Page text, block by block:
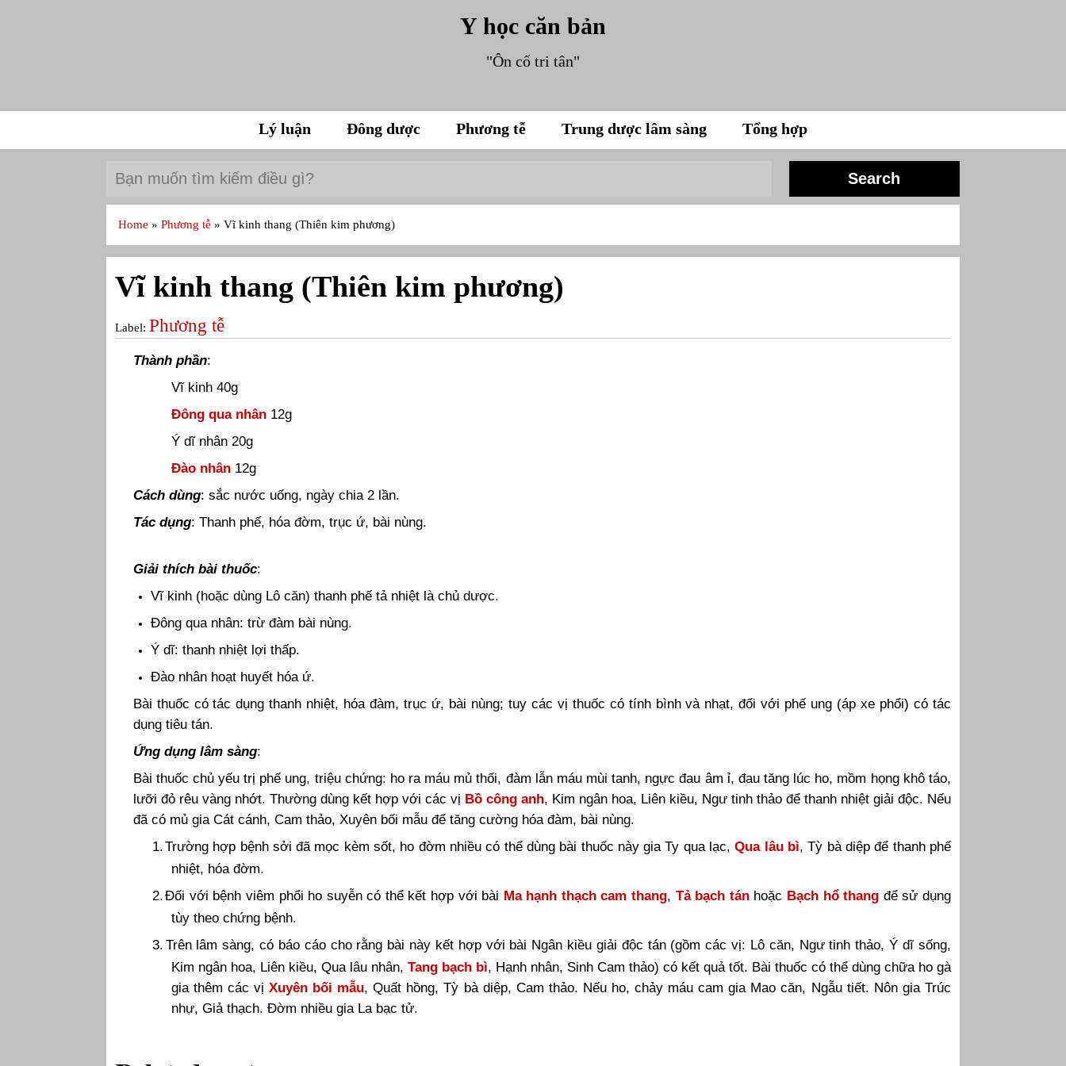
Y học căn bản
"Ôn cố tri tân"
Lý luận Đông dược Phương tễ Trung dược lâm sàng Tổng hợp
Home»Phương tễ»Vĩ kinh thang (Thiên kim phương)
Vĩ kinh thang (Thiên kim phương)
Label: Phương tễ
Thành phần:
Vĩ kinh 40g
Đông qua nhân12g
Ý dĩ nhân 20g
Đào nhân12g
Cách dùng: sắc nước uống, ngày chia 2 lần.
Tác dụng: Thanh phế, hóa đờm, trục ứ, bài nùng.
Giải thích bài thuốc:
Vĩ kinh (hoặc dùng Lô căn) thanh phế tả nhiệt là chủ dược.
Đông qua nhân: trừ đàm bài nùng.
Ý dĩ: thanh nhiệt lợi thấp.
Đào nhân hoạt huyết hóa ứ.
Bài thuốc có tác dụng thanh nhiệt, hóa đàm, trục ứ, bài nùng; tuy các vị thuốc có tính bình và nhạt, đối với phế ung (áp xe phổi) có tác
dụng tiêu tán.
Ứng dụng lâm sàng:
Bài thuốc chủ yếu trị phế ung, triệu chứng: ho ra máu mủ thối, đàm lẫn máu mùi tanh, ngực đau âm ỉ, đau tăng lúc ho, mồm họng khô táo,
lưỡi đỏ rêu vàng nhớt. Thường dùng kết hợp với các vị Bồ công anh, Kim ngân hoa, Liên kiều, Ngư tinh thảo để thanh nhiệt giải độc. Nếu
đã có mủ gia Cát cánh, Cam thảo, Xuyên bối mẫu để tăng cường hóa đàm, bài nùng.
1.Trường hợp bệnh sởi đã mọc kèm sốt, ho đờm nhiều có thể dùng bài thuốc này gia Ty qua lạc,Qua lâu bì, Tỳ bà diệp để thanh phế
nhiệt, hóa đờm.
2.Đối với bệnh viêm phổi ho suyễn có thể kết hợp với bài Ma hạnh thạch cam thang, Tả bạch tánhoặc Bạch hổ thang để sử dụng
tùy theo chứng bệnh.
3. Trên lâm sàng, có báo cáo cho rằng bài này kết hợp với bài Ngân kiều giải độc tán (gồm các vị: Lô căn, Ngư tinh thảo, Ý dĩ sống,
Kim ngân hoa, Liên kiều, Qua lâu nhân, Tang bạch bì, Hạnh nhân, Sinh Cam thảo) có kết quả tốt. Bài thuốc có thể dùng chữa ho gà
gia thêm các vị Xuyên bối mẫu, Quất hồng, Tỳ bà diệp, Cam thảo. Nếu ho, chảy máu cam gia Mao căn, Ngẫu tiết. Nôn gia Trúc
nhự, Giả thạch. Đờm nhiều gia La bạc tử.